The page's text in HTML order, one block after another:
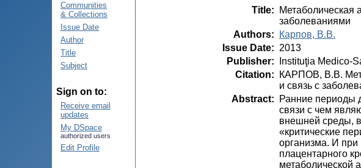
Communities
& Collections
Issue Date
Author
Title
Subject
Sign on to:
Receive email
updates
My DSpace
authorized users
Edit Profile
Title:
Метаболическая
заболеваниями
Authors:
Карпов, В.В.
Issue Date: 2013
Publisher:
Instituţia Medico-
Citation:
КАРПОВ, В.В.
и связь с
Abstract:
Ранние периоды
связи с чем
внешней среды, в
«критические
организма. И
плацентарного
метаболической